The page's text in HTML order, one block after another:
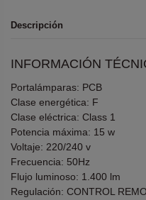
Descripción
INFORMACIÓN
Portalámparas: PCB
Clase energética: F
Clase eléctrica: Class 1
Potencia máxima: 15 w
Voltaje: 220/240 v
Frecuencia: 50Hz
Flujo luminoso: 1.400 lm
Regulación: CONTROL